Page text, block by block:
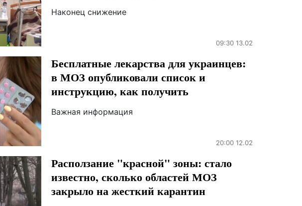
Наконец снижение
09:30 13.02
Бесплатные лекарства для украинцев:
в МОЗ опубликовали список и
инструкцию, как получить
Важная информация
20:00 12.02
Расползание "красной" зоны: стало
известно, сколько областей МОЗ
закрыло на жесткий карантин